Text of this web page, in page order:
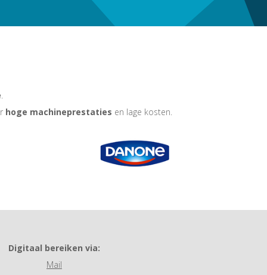
.
hoge machineprestaties en lage kosten.
Digitaal bereiken via:
Mail